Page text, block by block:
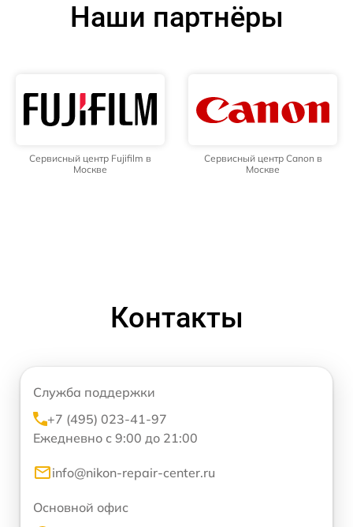
Наши партнёры
Сервисный центр Fujifilm в
Москве
Сервисный центр Canon в
Москве
Контакты
Служба поддержки
+7 (495) 023-41-97
Ежедневно с 9:00 до 21:00
info@nikon-repair-center.ru
Основной офис